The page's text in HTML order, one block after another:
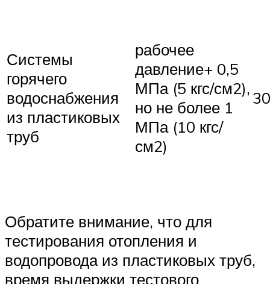
Системы
горячего
водоснабжения
из пластиковых
труб
рабочее
давление+ 0,5
МПа (5 кгс/см2),
но не более 1
МПа (10 кгс/
см2)
Обратите внимание, что для
тестирования отопления и
водопровода из пластиковых труб,
время выдержки тестового